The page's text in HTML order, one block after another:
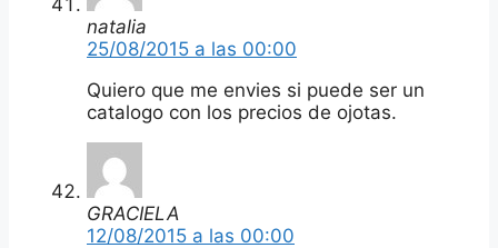
natalia
25/08/2015 a las 00:00
Quiero que me envies si puede ser un
catalogo con los precios de ojotas.
GRACIELA
12/08/2015 a las 00:00